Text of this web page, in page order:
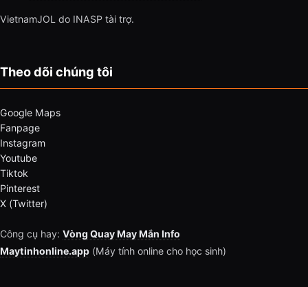
VietnamJOL do INASP tài trợ.
Theo dõi chúng tôi
Google Maps
Fanpage
Instagram
Youtube
Tiktok
Pinterest
X (Twitter)
Công cụ hay: Vòng Quay May Mắn Info
Maytinhonline.app (Máy tính online cho học sinh)